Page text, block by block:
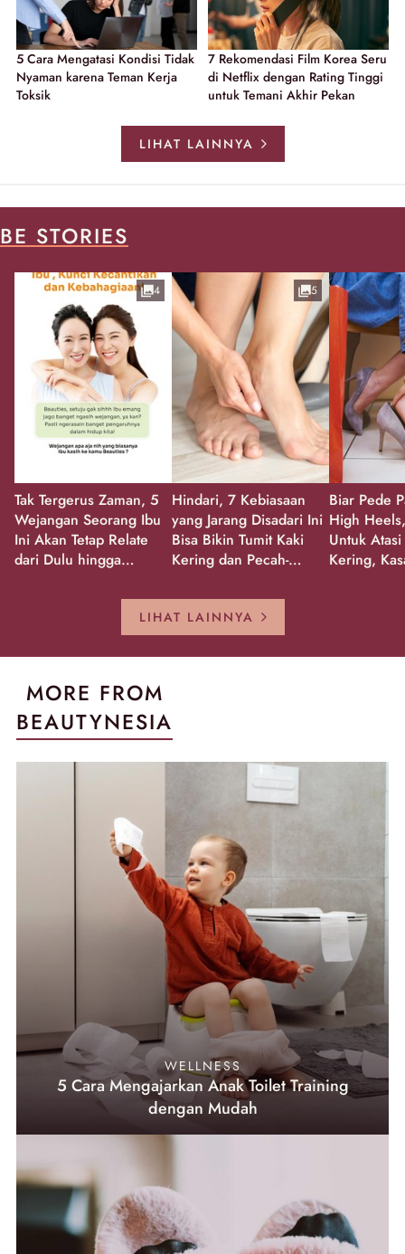
5 Cara Mengatasi Kondisi Tidak
Nyaman karena Teman Kerja
Toksik
7 Rekomendasi Film Korea Seru
di Netflix dengan Rating Tinggi
untuk Temani Akhir Pekan
LIHAT LAINNYA
BE STORIES
Tak Tergerus Zaman, 5
Wejangan Seorang Ibu
Ini Akan Tetap Relate
dari Dulu hingga
4
Hindari, 7 Kebiasaan
yang Jarang Disadari Ini
Bisa Bikin Tumit Kaki
Kering dan Pecah-
5
Biar Pede
High
Untuk
Kering,
LIHAT LAINNYA
MORE FROM
BEAUTYNESIA
WELLNESS
5 Cara Mengajarkan Anak Toilet Training
dengan Mudah